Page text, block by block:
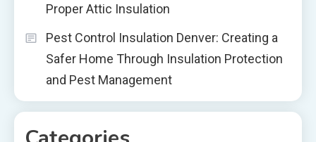
Proper Attic Insulation
Pest Control Insulation Denver: Creating a
Safer Home Through Insulation Protection
and Pest Management